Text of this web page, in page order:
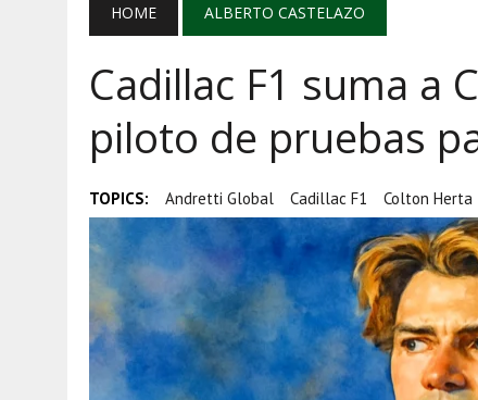
AGOSTO 5, 2026 | TRANSPARENCIA, HUACHICOL Y
AGOSTO 5, 2026
| GOLPE AL HUACHICOL: FGR
HOME ALBERTO CASTELAZO
Cadillac F1 suma a
piloto de pruebas
TOPICS: Andretti Global Cadillac F1 Colton Herta